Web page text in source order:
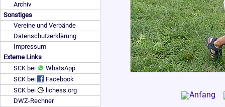
Archiv
Sonstiges
Vereine und Verbände
Datenschutzerklärung
Impressum
Externe Links
SCK bei
WhatsApp
SCK bei
Facebook
SCK bei
lichess.org
DWZ-Rechner